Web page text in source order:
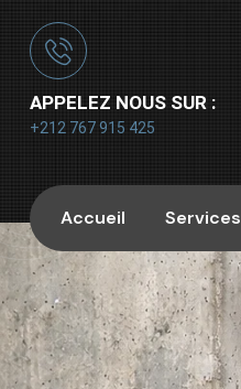
APPELEZ NOUS SUR :
+212 767 915 425
Accueil Services